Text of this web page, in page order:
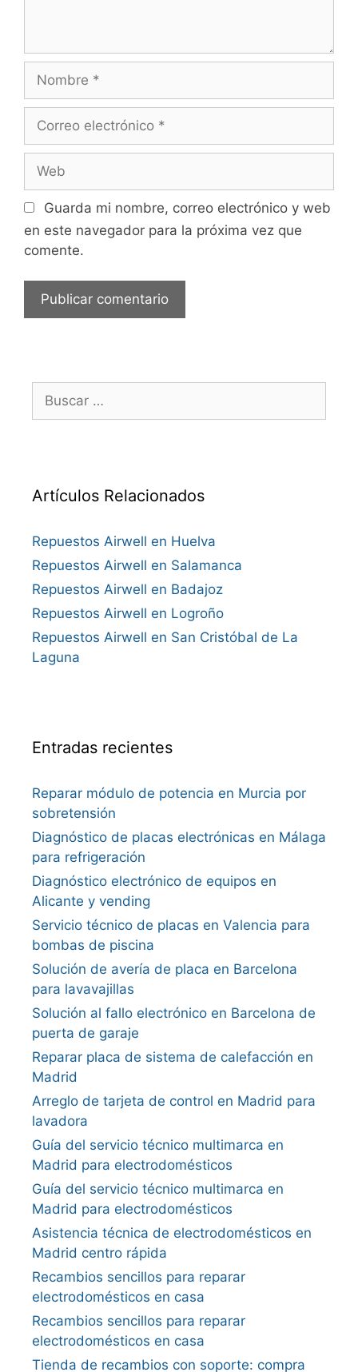
electrónico
Guarda mi nombre, correo electrónico y web
en este navegador para la próxima vez que
comente.
Buscar:
Artículos Relacionados
Repuestos Airwell en Huelva
Repuestos Airwell en Salamanca
Repuestos Airwell en Badajoz
Repuestos Airwell en Logroño
Repuestos Airwell en San Cristóbal de La
Laguna
Entradas recientes
Reparar módulo de potencia en Murcia por
sobretensión
Diagnóstico de placas electrónicas en Málaga
para refrigeración
Diagnóstico electrónico de equipos en
Alicante y vending
Servicio técnico de placas en Valencia para
bombas de piscina
Solución de avería de placa en Barcelona
para lavavajillas
Solución al fallo electrónico en Barcelona de
puerta de garaje
Reparar placa de sistema de calefacción en
Madrid
Arreglo de tarjeta de control en Madrid para
lavadora
Guía del servicio técnico multimarca en
Madrid para electrodomésticos
Guía del servicio técnico multimarca en
Madrid para electrodomésticos
Asistencia técnica de electrodomésticos en
Madrid centro rápida
Recambios sencillos para reparar
electrodomésticos en casa
Recambios sencillos para reparar
electrodomésticos en casa
Tienda de recambios con soporte: compra